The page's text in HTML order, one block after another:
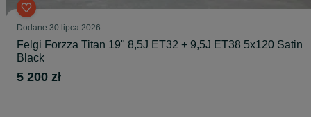
Dodane 30 lipca 2026
Felgi Forzza Titan 19" 8,5J ET32 + 9,5J ET38 5x120 Satin
Black
5 200 zł